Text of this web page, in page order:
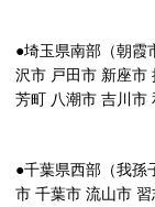
●埼玉県南部（朝霞
沢市 戸田市 新座市
芳町 八潮市 吉川市
●千葉県西部（我孫
市 千葉市 流山市